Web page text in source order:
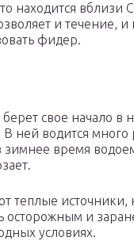
находится
и течение,
фидер.
берет свое начало в
ней водится много
зимнее время
теплые источники,
осторожным и
условиях.